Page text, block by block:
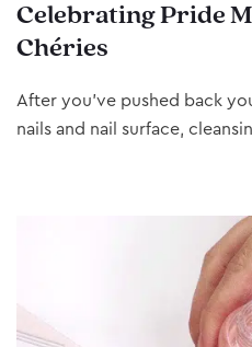
Celebrating Pride
Chéries
After you’ve pushed back
nails and nail surface,